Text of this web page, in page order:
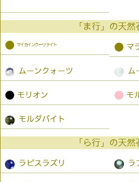
「ま行」の天然
● マイカインクーツァイト ● マ
ムーンクォーツ ム
● モリオン ● モ
モルダバイト
「ら行」の天然
ラピスラズリ ラ